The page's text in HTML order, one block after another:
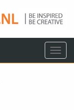
Menu